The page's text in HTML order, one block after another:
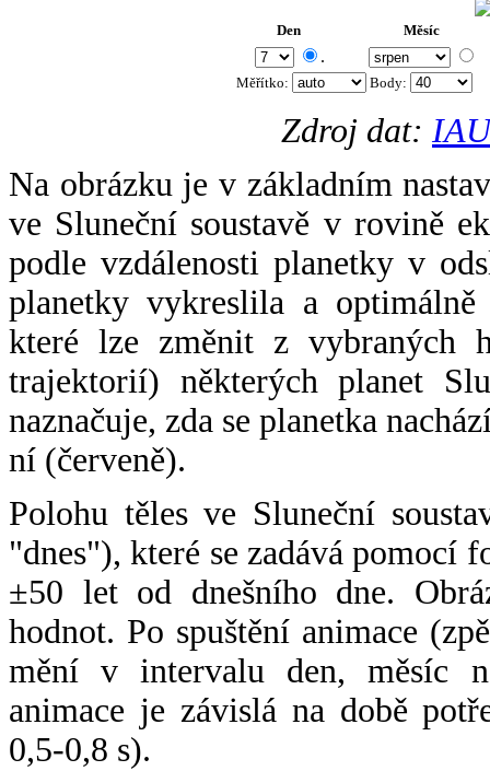
Den Měsíc
.
Měřítko: Body:
Zdroj dat:
Na obrázku je v základním
ve Sluneční soustavě v rovině
podle vzdálenosti planetky v
planetky vykreslila a
které lze změnit z vybraných
trajektorií) některých planet
naznačuje, zda se planetka
ní (červeně).
Polohu těles ve Sluneční
"dnes"), které se zadává pomocí
±50 let od dnešního dne.
hodnot. Po spuštění animace
mění v intervalu den, měsíc
animace je závislá na době
0,5-0,8 s).